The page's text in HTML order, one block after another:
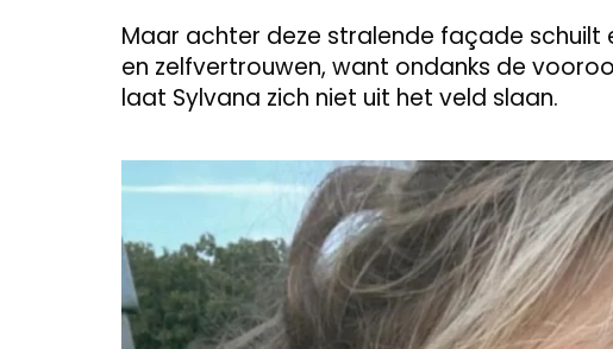
Maar achter deze stralende façade
en zelfvertrouwen, want ondanks de
laat Sylvana zich niet uit het veld slaan.